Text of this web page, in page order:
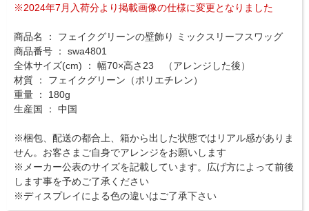
※2024年7月入荷分より掲載画像の仕様に変更となりました
商品名 ： フェイクグリーンの壁飾り ミックスリーフスワッグ
商品番号 ： swa4801
全体サイズ(cm) ： 幅70×高さ23 （アレンジした後）
材質 ： フェイクグリーン（ポリエチレン）
重量 ： 180g
生産国 ： 中国
※梱包、配送の都合上、箱から出した状態ではリアル感がありま
せん。お客さまご自身でアレンジをお願いします
※メーカー公表のサイズを記載しています。広げ方によって前後
します事を予めご了承ください
※ディスプレイによる色の違いはご了承下さい